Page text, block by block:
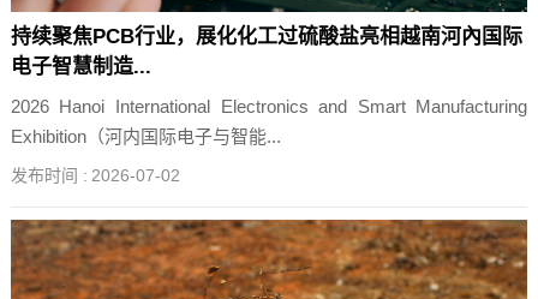
持续聚焦PCB行业，展化化工过硫酸盐亮相越南河內国际
电子智慧制造...
2026 Hanoi International Electronics and Smart Manufacturing
Exhibition（河内国际电子与智能...
发布时间 : 2026-07-02